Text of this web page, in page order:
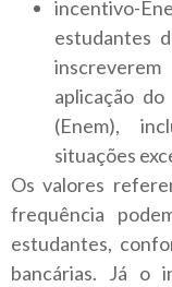
incentivo-
estudantes
aplicação
(Enem),
situações
Os valores
frequência
estudantes,
bancárias. Já o